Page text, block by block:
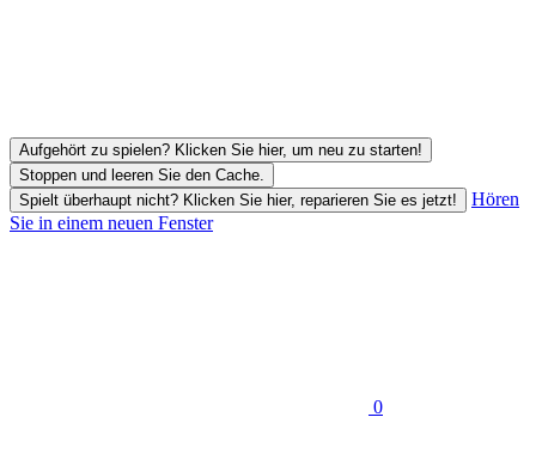
Aufgehört zu spielen? Klicken Sie hier, um neu zu starten!
Stoppen und leeren Sie den Cache.
Spielt überhaupt nicht? Klicken Sie hier, reparieren Sie es jetzt!
Hören
Sie in einem neuen Fenster
0